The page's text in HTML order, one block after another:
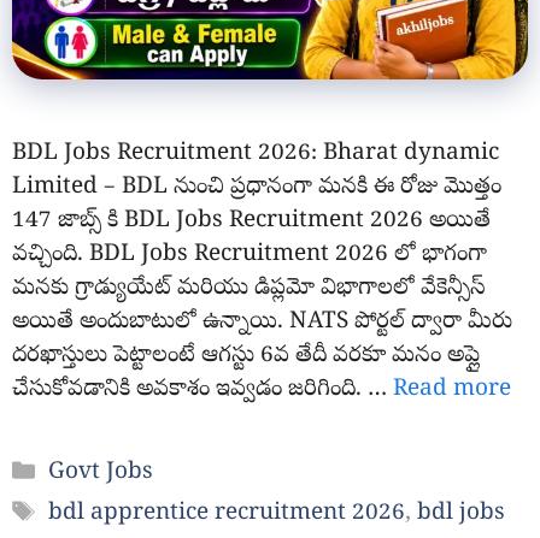
BDL Jobs Recruitment 2026: Bharat dynamic
Limited – BDL నుంచి ప్రధానంగా మనకి ఈ రోజు మొత్తం
147 జాబ్స్ కి BDL Jobs Recruitment 2026 అయితే
వచ్చింది. BDL Jobs Recruitment 2026 లో భాగంగా
మనకు గ్రాడ్యుయేట్ మరియు డిప్లమో విభాగాలలో వేకెన్సీస్
అయితే అందుబాటులో ఉన్నాయి. NATS పోర్టల్ ద్వారా మీరు
దరఖాస్తులు పెట్టాలంటే ఆగస్టు 6వ తేదీ వరకూ మనం అప్లై
చేసుకోవడానికి అవకాశం ఇవ్వడం జరిగింది. … Read more
Categories
Govt Jobs
Tags
bdl apprentice recruitment 2026,bdl jobs